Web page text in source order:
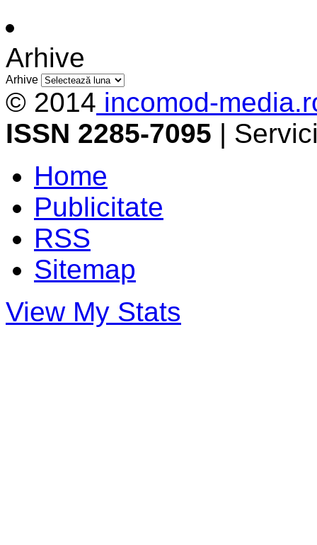
Arhive
Arhive
© 2014 incomod-
ISSN 2285-7095 |
Home
Publicitate
RSS
Sitemap
View My Stats